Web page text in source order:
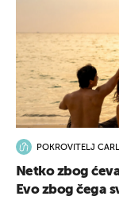
POKROVITELJ
Netko zbog
Evo zbog čega